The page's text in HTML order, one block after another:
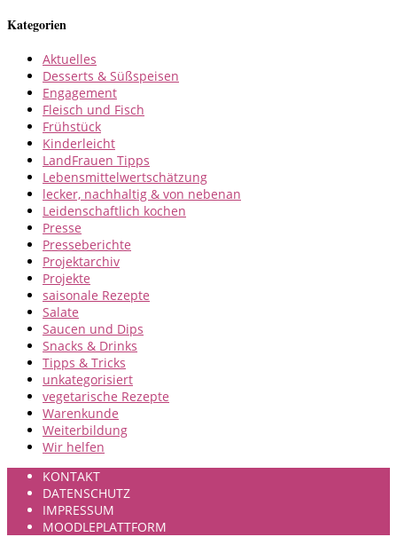
Kategorien
Aktuelles
Desserts & Süßspeisen
Engagement
Fleisch und Fisch
Frühstück
Kinderleicht
LandFrauen Tipps
Lebensmittelwertschätzung
lecker, nachhaltig & von nebenan
Leidenschaftlich kochen
Presse
Presseberichte
Projektarchiv
Projekte
saisonale Rezepte
Salate
Saucen und Dips
Snacks & Drinks
Tipps & Tricks
unkategorisiert
vegetarische Rezepte
Warenkunde
Weiterbildung
Wir helfen
KONTAKT
DATENSCHUTZ
IMPRESSUM
MOODLEPLATTFORM